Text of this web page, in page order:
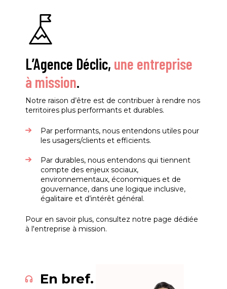
L’Agence Déclic, une entreprise
à mission.
Notre raison d’être est de contribuer à rendre nos
territoires plus performants et durables.
Par performants, nous entendons utiles pour
les usagers/clients et efficients.
Par durables, nous entendons qui tiennent
compte des enjeux sociaux,
environnementaux, économiques et de
gouvernance, dans une logique inclusive,
égalitaire et d’intérêt général.
Pour en savoir plus, consultez notre page dédiée
à l'entreprise à mission.
En bref.